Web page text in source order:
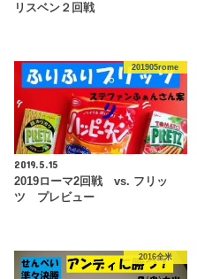
リスベン２回戦
201905rome
2019.5.15
2019ローマ2回戦 vs. フリッ
ツ プレビュー
2016全米